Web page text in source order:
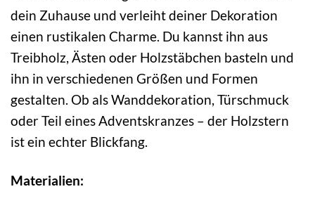
dein Zuhause und verleiht deiner Dekoration
einen rustikalen Charme. Du kannst ihn aus
Treibholz, Ästen oder Holzstäbchen basteln und
ihn in verschiedenen Größen und Formen
gestalten. Ob als Wanddekoration, Türschmuck
oder Teil eines Adventskranzes – der Holzstern
ist ein echter Blickfang.
Materialien: